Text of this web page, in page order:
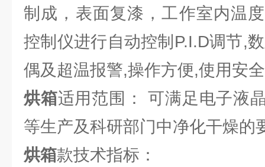
制成，表面复漆，工作室内温
控制仪进行自动控制P.I.D调节,
偶及超温报警,操作方便,使用安
烘箱适用范围： 可满足电子液
等生产及科研部门中净化干燥的
烘箱款技术指标：